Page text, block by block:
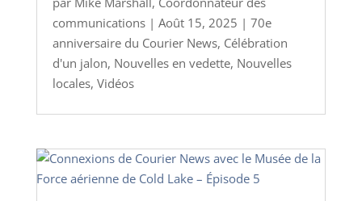
communications| Août 15, 2025 | 70e
anniversaire du Courier News, Célébration
d'un jalon, Nouvelles en vedette, Nouvelles
locales, Vidéos